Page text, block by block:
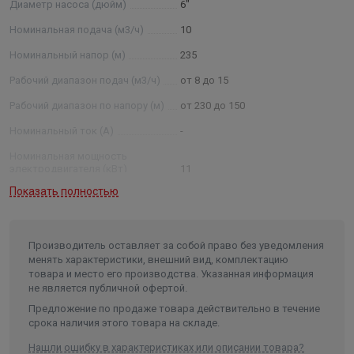
дюймах; 10 — номинальная подача, м3 /ч: 10—
количество секций в насосе.
Примечание: * - параметры будут установлены после
проведения испытания агрегатов.
Диаметр насоса (дюйм) 6"
Номинальная подача (м3/ч) 10
Номинальный напор (м) 235
Рабочий диапазон подач (м3/ч) от 8 до 15
Рабочий диапазон по напору (м) от 230 до 150
-
11
Условный диаметр насоса
Внутренний диаметр обсадной
трубы скважины не менее/не
более (мм)
150/200
Частота, (Гц) 50
Показать полностью
Производитель оставляет за собой право без уведомления
менять характеристики, внешний вид, комплектацию
товара и место его производства. Указанная информация
не является публичной офертой.
Предложение по продаже товара действительно в течение
срока наличия этого товара на складе.
Нашли ошибку в характеристиках или описании товара?